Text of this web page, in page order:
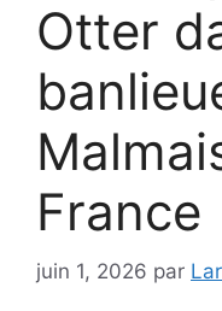
Otter
France
juin 1, 2026 par